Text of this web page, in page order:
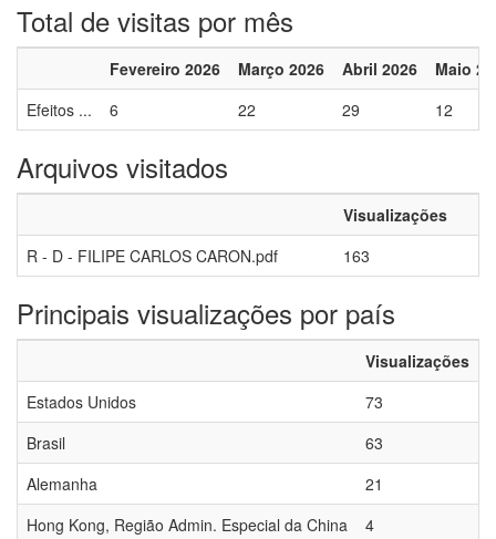
Total de visitas por mês
Fevereiro 2026 Março 2026 Abril 2026
Maio
Efeitos ...
6 22 29 12
Arquivos visitados
Visualizações
R - D - FILIPE CARLOS CARON.pdf
163
Principais visualizações por país
Visualizações
Estados Unidos
73
Brasil
63
Alemanha
21
Hong Kong, Região Admin. Especial da China
4